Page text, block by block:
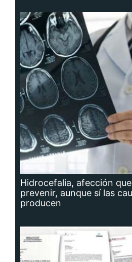
Hidrocefalia, afección
prevenir, aunque sí las
producen